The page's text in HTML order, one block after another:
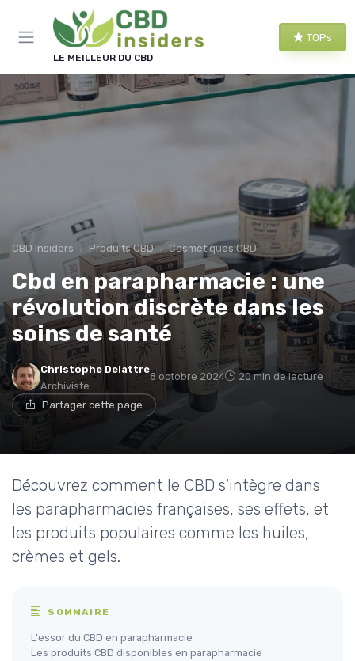
LE MEILLEUR DU CBD
TOPs
CBD Insiders Produits CBD Cosmétiques CBD
Cbd en parapharmacie : une
révolution discrète dans les
soins de santé
Christophe Delattre
Archiviste
8 octobre 2024 20 min de lecture
Partager cette page
Découvrez comment le CBD s'intègre dans
les parapharmacies françaises, ses effets, et
les produits populaires comme les huiles,
crèmes et gels.
SOMMAIRE
L'essor du CBD en parapharmacie
Les produits CBD disponibles en parapharmacie
Panneau de gestion des cookies